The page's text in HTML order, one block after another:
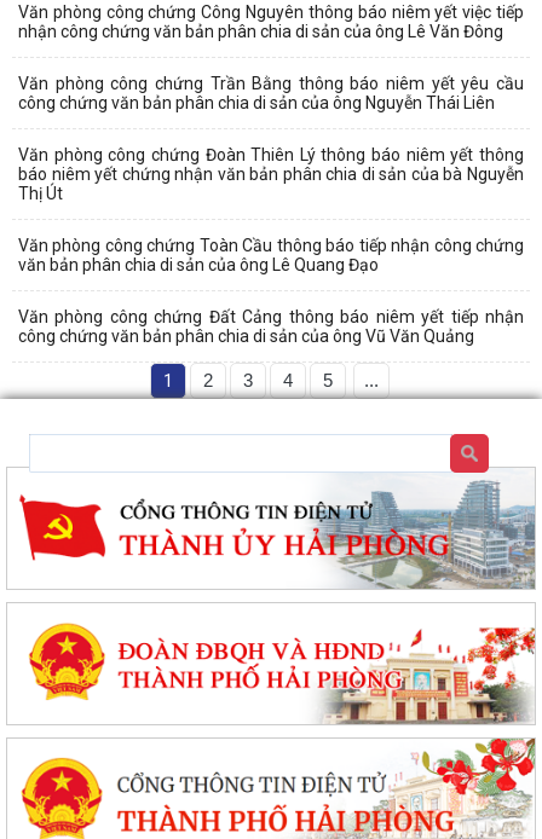
Văn phòng công chứng Công Nguyên thông báo niêm yết việc tiếp
nhận công chứng văn bản phân chia di sản của ông Lê Văn Đông
Văn phòng công chứng Trần Bằng thông báo niêm yết yêu cầu
công chứng văn bản phân chia di sản của ông Nguyễn Thái Liên
Văn phòng công chứng Đoàn Thiên Lý thông báo niêm yết thông
báo niêm yết chứng nhận văn bản phân chia di sản của bà Nguyễn
Thị Út
Văn phòng công chứng Toàn Cầu thông báo tiếp nhận công chứng
văn bản phân chia di sản của ông Lê Quang Đạo
Văn phòng công chứng Đất Cảng thông báo niêm yết tiếp nhận
công chứng văn bản phân chia di sản của ông Vũ Văn Quảng
1 2 3 4 5 ...